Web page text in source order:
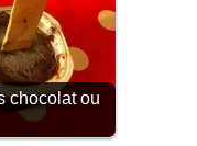
chocolat ou